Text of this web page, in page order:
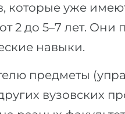
которые уже
2 до 5–7 лет. Они
навыки.
предметы
вузовских